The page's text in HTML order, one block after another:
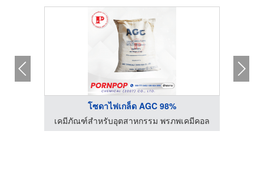
โซดาไฟเกล็ด AGC 98%
เคมีภัณฑ์สำหรับอุตสาหกรรม พรภพเคมีคอล